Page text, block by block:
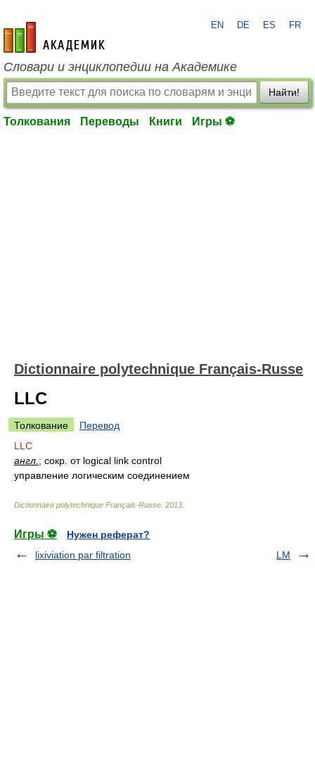
academic.ru
EN DE ES FR
Словари и энциклопедии на Академике
Найти!
Толкования Переводы Книги Игры ⚽
Dictionnaire polytechnique Français-Russe
LLC
Толкование
Перевод
LLC
англ. ; сокр. от logical link control
управление логическим соединением
Dictionnaire polytechnique Français-Russe 2013
Игры ⚽
Нужен реферат?
lixiviation par filtration
LM